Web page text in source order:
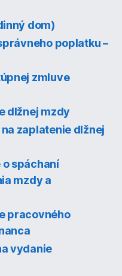
dom)
poplatku –
zmluve
dlžnej mzdy
zaplatenie dlžnej
o spáchaní
mzdy a
pracovného
vydanie